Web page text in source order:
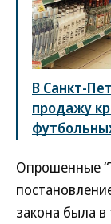
В Санкт-
продажу
Опрошенные
закона была